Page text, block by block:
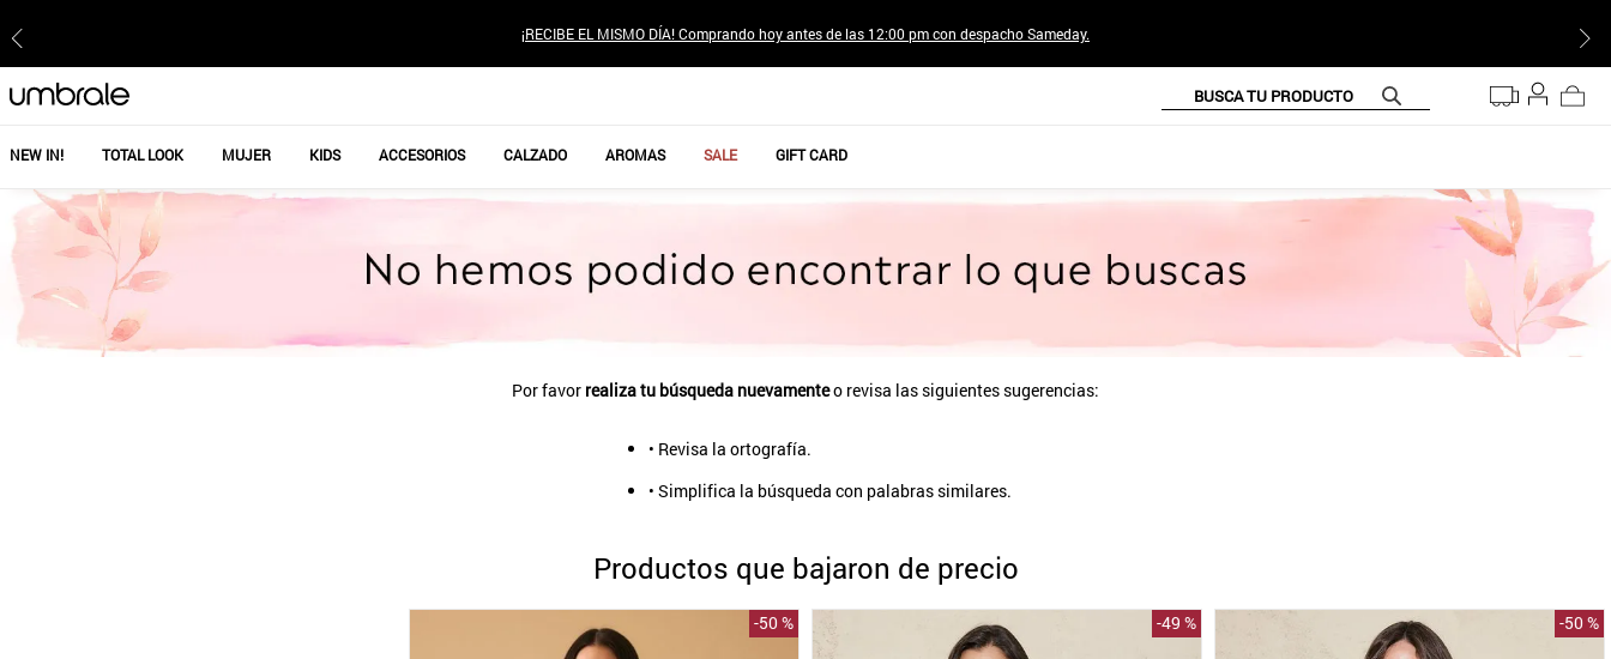
¡RECIBE EL MISMO DÍA! Comprando hoy antes de las 12:00 pm con despacho Sameday.
BUSCA TU PRODUCTO
NEW IN! TOTAL LOOK MUJER KIDS ACCESORIOS CALZADO AROMAS SALE GIFT CARD
Por favor realiza tu búsqueda nuevamenteo revisa las siguientes sugerencias:
• Revisa la ortografía.
• Simplifica la búsqueda con palabras similares.
Productos que bajaron de precio
-50 % -49 % -50 %
.
poleras mujer
6 .
botin
aros